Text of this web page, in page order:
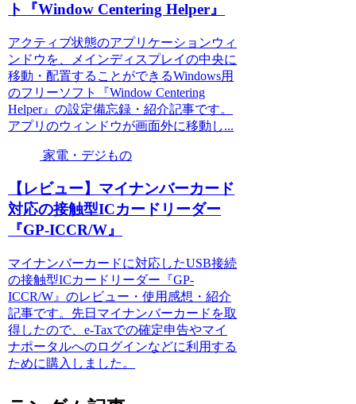
ト『Window Centering Helper』
アクティブ状態のアプリケーションウィ
ンドウを、メインディスプレイの中央に
移動・配置することができるWindows用
のフリーソフト『Window Centering
Helper』の設定備忘録・紹介記事です。
アプリのウィンドウが画面外に移動し...
家電・デジもの
【レビュー】マイナンバーカード
対応の接触型ICカードリーダー
『GP-ICCR/W』
マイナンバーカードに対応したUSB接続
の接触型ICカードリーダー『GP-
ICCR/W』のレビュー・使用感想・紹介
記事です。先日マイナンバーカードを取
得したので、e-Taxでの確定申告やマイ
ナポータルへのログインなどに利用する
ために購入しました。